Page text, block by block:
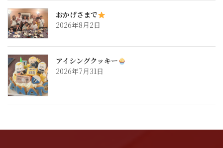
おかげさまで
2026年8月2日
アイシングクッキー
2026年7月31日